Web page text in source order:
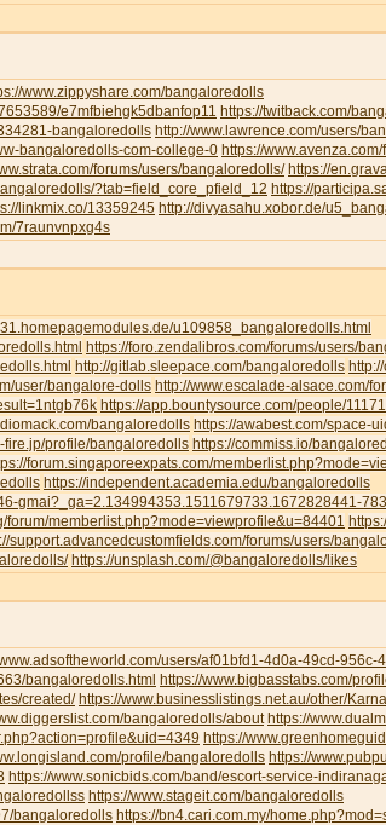
www.zippyshare.com/bangaloredolls
e7mfbiehgk5dbanfop11 https://twitback.com/
bangaloredolls http://www.lawrence.com/users/
bangaloredolls-com-college-0 https://
forums/users/bangaloredolls/ https://
?tab=field_core_pfield_12 https://
linkmix.co/13359245 http://divyasahu.xobor.de/
7raunvnpxg4s
u109858_bangaloredolls.html
https://foro.zendalibros.com/forums/users/
http://gitlab.sleepace.com/bangaloredolls
user/bangalore-dolls http://www.escalade-alsace.com/
https://app.bountysource.com/people/
bangaloredolls https://awabest.com/space-
fire.jp/profile/bangaloredolls https://commiss.io/
forum.singaporeexpats.com/
https://independent.academia.edu/bangaloredolls
gmai?_ga=2.134994353.1511679733.1672828441-
forum/memberlist.php?mode=viewprofile&u=84401
support.advancedcustomfields.com/forums/users/
https://unsplash.com/@bangaloredolls/likes
users/af01bfd1-4d0a-49cd-956c-
bangaloredolls.html https://www.bigbasstabs.com/
created/ https://www.businesslistings.net.au/other/
bangaloredolls/about https://
https://
profile/bangaloredolls https://
https://www.sonicbids.com/band/escort-service-
https://www.stageit.com/bangaloredolls
bangaloredolls https://bn4.cari.com.my/